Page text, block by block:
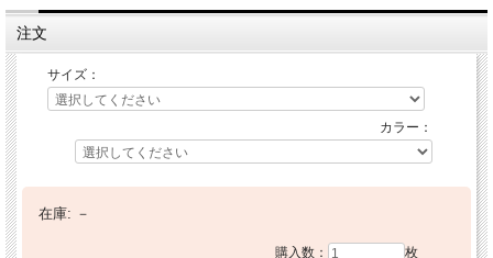
注文
サイズ：
カラー：
在庫: －
購入数： 枚